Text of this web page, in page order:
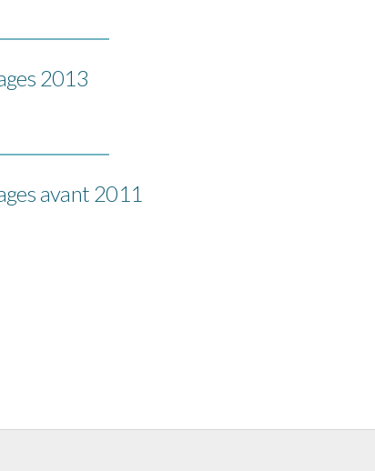
2013
avant 2011